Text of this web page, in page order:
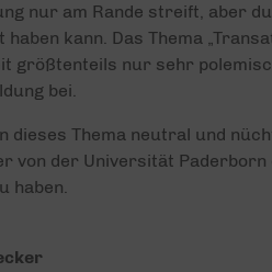
nur am Rande streift, aber
haben kann. Das Thema
größtenteils nur sehr
bei.
dieses Thema neutral und
von der Universität
haben.